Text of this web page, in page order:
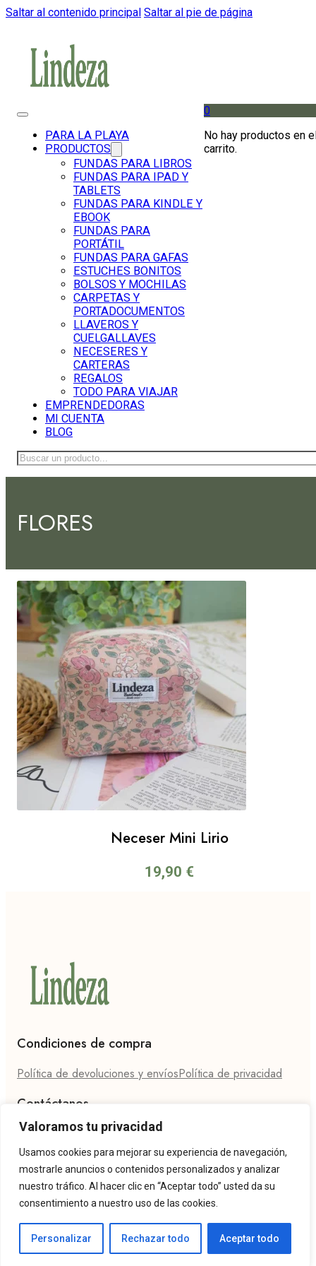
Valoramos tu privacidad
Usamos cookies para mejorar su experiencia de navegación,
mostrarle anuncios o contenidos personalizados y analizar
nuestro tráfico. Al hacer clic en “Aceptar todo” usted da su
consentimiento a nuestro uso de las cookies.
Personalizar Rechazar todo Aceptar todo
Saltar al contenido principal Saltar al pie de página
PARA LA PLAYA
PRODUCTOS
FUNDAS PARA LIBROS
FUNDAS PARA IPAD Y
TABLETS
FUNDAS PARA KINDLE Y
EBOOK
FUNDAS PARA
PORTÁTIL
FUNDAS PARA GAFAS
ESTUCHES BONITOS
BOLSOS Y MOCHILAS
CARPETAS Y
PORTADOCUMENTOS
LLAVEROS Y
CUELGALLAVES
NECESERES Y
CARTERAS
REGALOS
TODO PARA VIAJAR
EMPRENDEDORAS
MI CUENTA
BLOG
0
No hay productos en
carrito.
Buscar
FLORES
Neceser Mini Lirio
19,90 €
Condiciones de compra
Política de devoluciones y envíosPolítica de privacidad
Contáctanos
Teléfono: 624 27 86 94Email: hola@lindeza.es